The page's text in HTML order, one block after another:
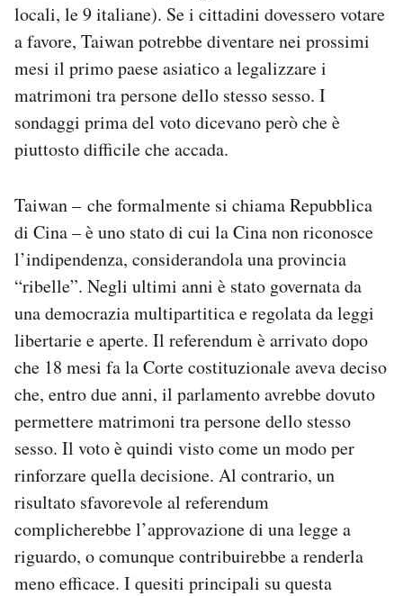
Area Personale
Newsletter
Notifiche mobile
Regala il Post
Hai bisogno di aiuto?
Esci
locali, le 9 italiane). Se i cittadini dovessero votare
a favore, Taiwan potrebbe diventare nei prossimi
mesi il primo paese asiatico a legalizzare i
matrimoni tra persone dello stesso sesso. I
sondaggi prima del voto dicevano però che è
piuttosto difficile che accada.
Taiwan – che formalmente si chiama Repubblica
di Cina – è uno stato di cui la Cina non riconosce
l’indipendenza, considerandola una provincia
“ribelle”. Negli ultimi anni è stato governata da
una democrazia multipartitica e regolata da leggi
libertarie e aperte. Il referendum è arrivato dopo
che 18 mesi fa la Corte costituzionale aveva deciso
che, entro due anni, il parlamento avrebbe dovuto
permettere matrimoni tra persone dello stesso
sesso. Il voto è quindi visto come un modo per
rinforzare quella decisione. Al contrario, un
risultato sfavorevole al referendum
complicherebbe l’approvazione di una legge a
riguardo, o comunque contribuirebbe a renderla
meno efficace. I quesiti principali su questa